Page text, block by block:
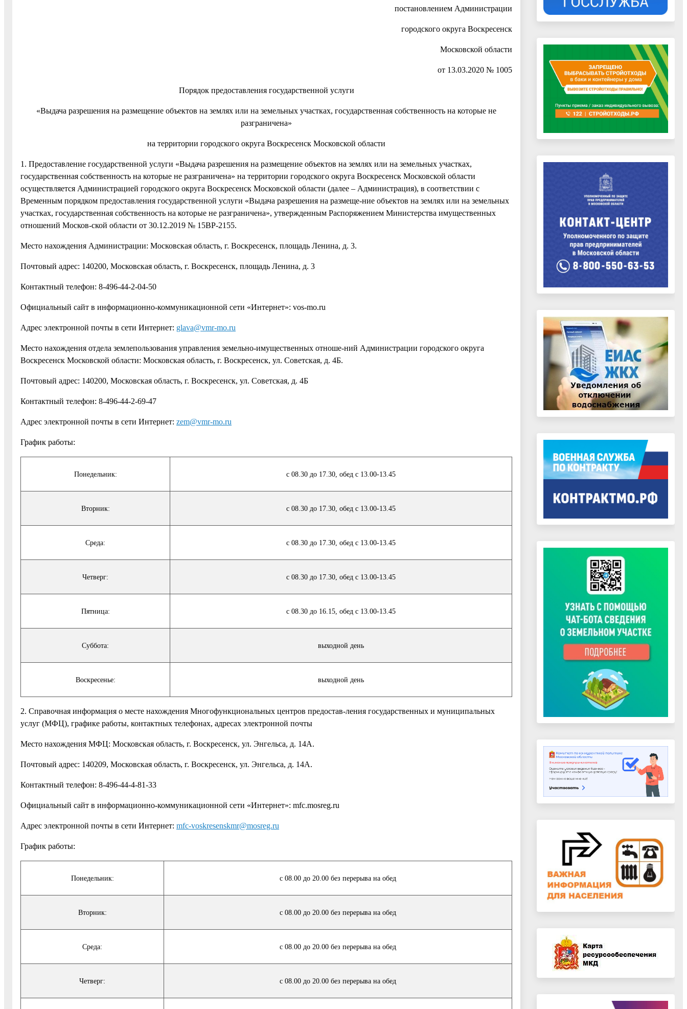
постановлением Администрации
городского округа Воскресенск
Московской области
от 13.03.2020 № 1005
Порядок предоставления государственной услуги
«Выдача разрешения на размещение объектов на землях или на земельных участках, государственная собственность на которые не
разграничена»
на территории городского округа Воскресенск Московской области
1. Предоставление государственной услуги «Выдача разрешения на размещение объектов на землях или на земельных участках,
государственная собственность на которые не разграничена» на территории городского округа Воскресенск Московской области
осуществляется Администрацией городского округа Воскресенск Московской области (далее – Администрация), в соответствии с
Временным порядком предоставления государственной услуги «Выдача разрешения на размеще-ние объектов на землях или на земельных
участках, государственная собственность на которые не разграничена», утвержденным Распоряжением Министерства имущественных
отношений Москов-ской области от 30.12.2019 № 15ВР-2155.
Место нахождения Администрации: Московская область, г. Воскресенск, площадь Ленина, д. 3.
Почтовый адрес: 140200, Московская область, г. Воскресенск, площадь Ленина, д. 3
Контактный телефон: 8-496-44-2-04-50
Официальный сайт в информационно-коммуникационной сети «Интернет»: vos-mo.ru
Адрес электронной почты в сети Интернет: glava@vmr-mo.ru
Место нахождения отдела землепользования управления земельно-имущественных отноше-ний Администрации городского округа
Воскресенск Московской области: Московская область, г. Воскресенск, ул. Советская, д. 4Б.
Почтовый адрес: 140200, Московская область, г. Воскресенск, ул. Советская, д. 4Б
Контактный телефон: 8-496-44-2-69-47
Адрес электронной почты в сети Интернет: zem@vmr-mo.ru
График работы:
Понедельник: с 08.30 до 17.30, обед с 13.00-13.45
Вторник: с 08.30 до 17.30, обед с 13.00-13.45
Среда: с 08.30 до 17.30, обед с 13.00-13.45
Четверг: с 08.30 до 17.30, обед с 13.00-13.45
Пятница: с 08.30 до 16.15, обед с 13.00-13.45
Суббота: выходной день
Воскресенье: выходной день
2. Справочная информация о месте нахождения Многофункциональных центров предостав-ления государственных и муниципальных
услуг (МФЦ), графике работы, контактных телефонах, адресах электронной почты
Место нахождения МФЦ: Московская область, г. Воскресенск, ул. Энгельса, д. 14А.
Почтовый адрес: 140209, Московская область, г. Воскресенск, ул. Энгельса, д. 14А.
Контактный телефон: 8-496-44-4-81-33
Официальный сайт в информационно-коммуникационной сети «Интернет»: mfc.mosreg.ru
Адрес электронной почты в сети Интернет: mfc-voskresenskmr@mosreg.ru
График работы:
Понедельник: с 08.00 до 20.00 без перерыва на обед
Вторник: с 08.00 до 20.00 без перерыва на обед
Среда: с 08.00 до 20.00 без перерыва на обед
Четверг: с 08.00 до 20.00 без перерыва на обед